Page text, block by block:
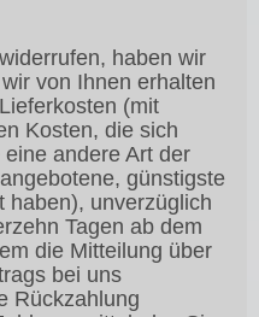
haben wir
von Ihnen erhalten
(mit
Kosten, die sich
andere Art der
günstigste
haben), unverzüglich
Tagen ab dem
die Mitteilung über
bei uns
Rückzahlung